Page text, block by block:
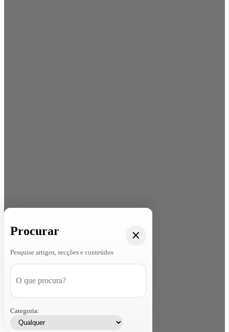
Procurar
Pesquise artigos, secções e conteúdos
Categoria: